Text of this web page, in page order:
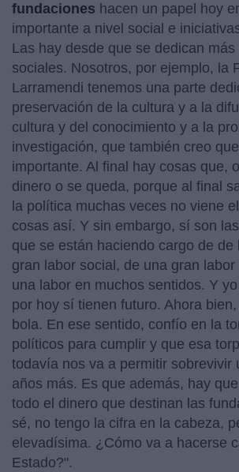
fundaciones hacen un papel hoy
importante a nivel social e
Las hay desde que se dedican más
sociales. Nosotros, por ejemplo, la
Larramendi tenemos una parte
preservación de la cultura y a la
cultura y del conocimiento y a la
investigación, que también creo
importante. Al final hay cosas que,
dinero o se queda, porque al final
la política muchas veces no viene
cosas así. Y sin embargo, sí son
que se están haciendo cargo de de
gran labor social, de una gran labor
una labor en muchos sentidos. Y
por hoy sí tienen futuro. Ahora
bola. En ese sentido, confío en la
políticos para cumplir y que esa
todavía nos va a permitir sobrevivir
años más. Es que además, hay
todo el dinero que destinan las
sé, no tengo la cifra en la cabeza,
elevadísima. ¿Cómo va a hacerse
Estado?".